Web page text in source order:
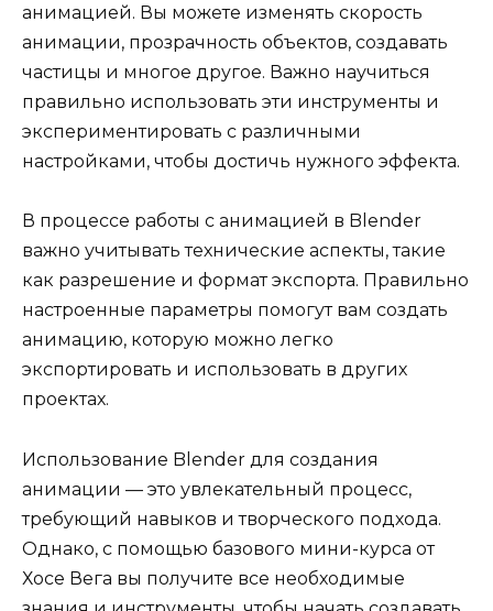
анимацией. Вы можете изменять скорость
анимации, прозрачность объектов, создавать
частицы и многое другое. Важно научиться
правильно использовать эти инструменты и
экспериментировать с различными
настройками, чтобы достичь нужного эффекта.
В процессе работы с анимацией в Blender
важно учитывать технические аспекты, такие
как разрешение и формат экспорта. Правильно
настроенные параметры помогут вам создать
анимацию, которую можно легко
экспортировать и использовать в других
проектах.
Использование Blender для создания
анимации — это увлекательный процесс,
требующий навыков и творческого подхода.
Однако, с помощью базового мини-курса от
Хосе Вега вы получите все необходимые